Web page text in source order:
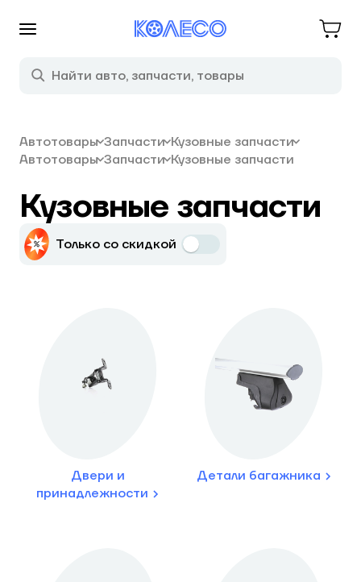
Автотовары Запчасти Кузовные запчасти
Автотовары Запчасти Кузовные запчасти
Кузовные запчасти
Только со скидкой
Двери и
принадлежности
Детали багажника